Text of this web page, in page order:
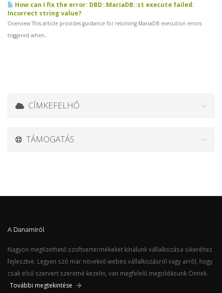
How can I fix the error: DBD::MariaDB::st execute failed:
Incorrect string value?
Overview This article provides guidance for resolving MariaDB execution errors
triggered when...
CÍMKEFELHŐ
TÁMOGATÁS
A Danamiról
Nagyon megfizethető szoftvertermékeket kínálunk vállalkozása sikeréhez
fejlesztve. Legyen szó már növekvő webes vállalkozásról vagy arról, hogy
csak első szervert szeretné kezelni, van megfelelő megoldásunk Önnek.
További megtekintése